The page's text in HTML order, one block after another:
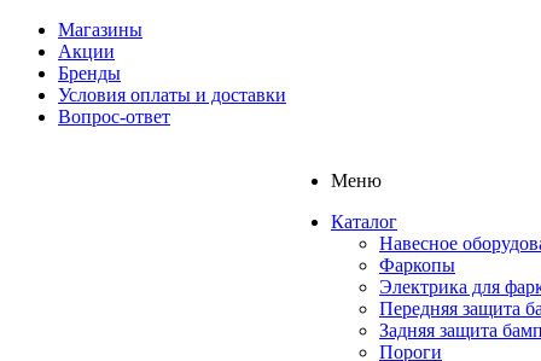
Магазины
Акции
Бренды
Условия оплаты и доставки
Вопрос-ответ
Меню
Каталог
Навесное
Фаркопы
Электрика для
Передняя защита
Задняя защита
Пороги